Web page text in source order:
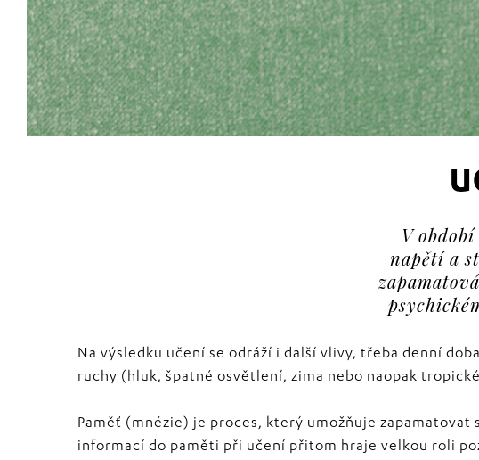
V
napětí a
Na výsledku učení se odráží i další vlivy, třeba denní
ruchy (hluk, špatné osvětlení, zima nebo naopak
Paměť (mnézie) je proces, který umožňuje
informací do paměti při učení přitom hraje velkou roli